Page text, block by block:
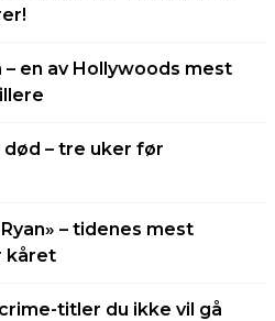
en av Hollywoods mest
– tre uker før
– tidenes mest
kåret
titler du ikke vil gå